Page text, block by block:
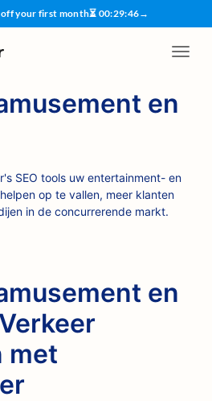
off your first month⏳ 00:29:45→
en
SEO tools uw entertainment- en
op te vallen, meer klanten
in de concurrerende markt.
en
met